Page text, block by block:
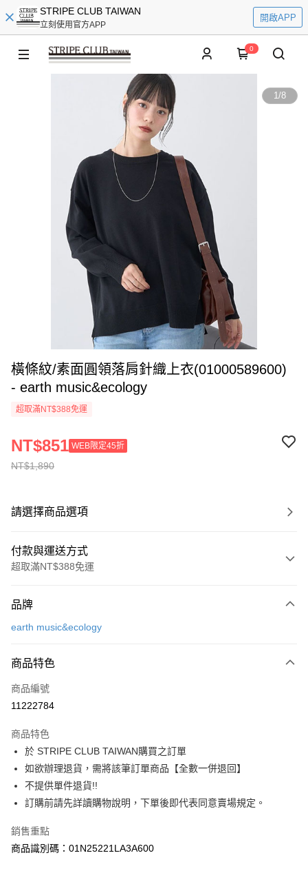
STRIPE CLUB TAIWAN
立刻使用官方APP
開啟APP
0
1/8
橫條紋/素面圓領落肩針織上衣(01000589600)
- earth music&ecology
超取滿NT$388免運
NT$1,890
NT$851 WEB限定45折
請選擇商品選項
付款與運送方式
超取滿NT$388免運
信用卡一次付款
3 期 0 利率 每期
合作金庫商業銀行
上海商業儲蓄銀行
臺灣中小企業銀行
匯豐（台灣）商業銀行
華泰商業銀行
聯邦商業銀行
遠東國際商業銀行
元大商業銀行
玉山商業銀行
星展（台灣）商業銀行
台灣樂天信用卡公司
超商取貨付款
LINE Pay
Apple Pay
街口支付
悠遊付
大哥付你分期
相關說明
品牌
earth music&ecology
商品特色
商品編號
11222784
商品特色
於 STRIPE CLUB TAIWAN購買之訂單
如欲辦理退貨，需將該筆訂單商品【全數一併退回】
不提供單件退貨!!
訂購前請先詳讀購物說明，下單後即代表同意賣場規定。
銷售重點
商品識別碼：01N25221LA3A600